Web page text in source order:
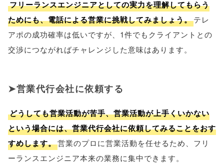
フリーランスエンジニアとしての実力を理解してもらう
ためにも、電話による営業に挑戦してみましょう。テレ
アポの成功確率は低いですが、1件でもクライアントとの
交渉につながればチャレンジした意味はあります。
営業代行会社に依頼する
どうしても営業活動が苦手、営業活動が上手くいかない
という場合には、営業代行会社に依頼してみることをおす
すめします。営業のプロに営業活動を任せるため、フリ
ーランスエンジニア本来の業務に集中できます。